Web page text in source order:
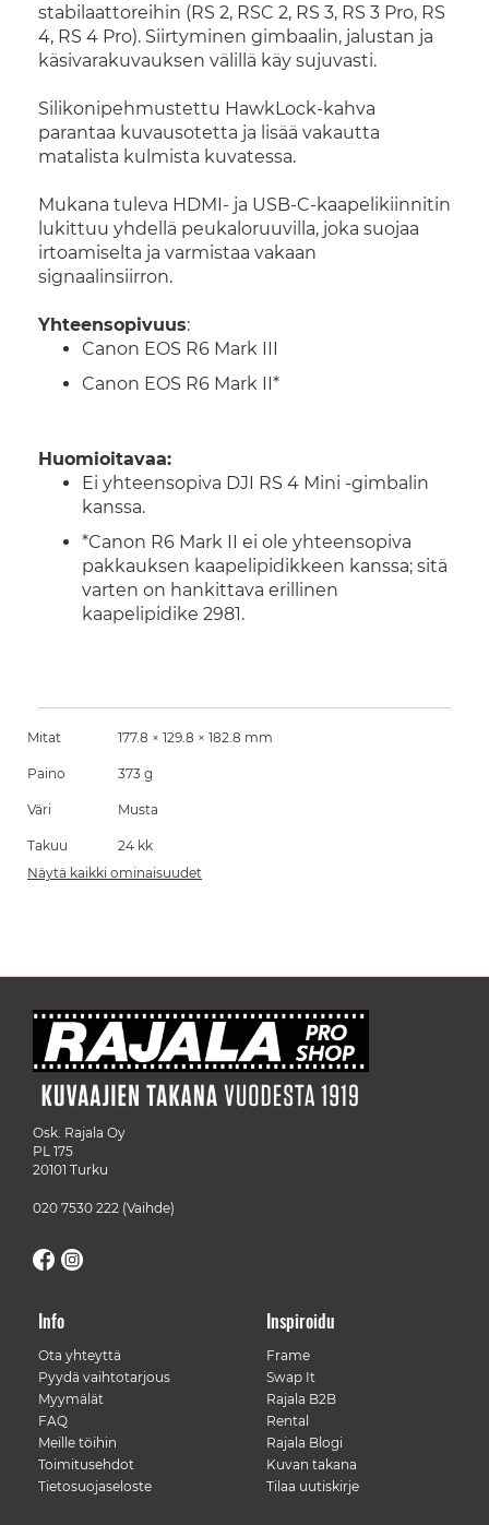
stabilaattoreihin (RS 2, RSC 2, RS 3, RS 3 Pro, RS
4, RS 4 Pro). Siirtyminen gimbaalin, jalustan ja
käsivarakuvauksen välillä käy sujuvasti.
Silikonipehmustettu HawkLock-kahva
parantaa kuvausotetta ja lisää vakautta
matalista kulmista kuvatessa.
Mukana tuleva HDMI- ja USB-C-kaapelikiinnitin
lukittuu yhdellä peukaloruuvilla, joka suojaa
irtoamiselta ja varmistaa vakaan
signaalinsiirron.
Yhteensopivuus:
Canon EOS R6 Mark III
Canon EOS R6 Mark II*
Huomioitavaa:
Ei yhteensopiva DJI RS 4 Mini -gimbalin
kanssa.
*Canon R6 Mark II ei ole yhteensopiva
pakkauksen kaapelipidikkeen kanssa; sitä
varten on hankittava erillinen
kaapelipidike 2981.
Mitat 177.8 × 129.8 × 182.8 mm
Paino 373 g
Väri Musta
Takuu
24 kk
Näytä kaikki ominaisuudet
Osk. Rajala Oy
PL 175
20101 Turku
020 7530 222 (Vaihde)
Info
Ota yhteyttä
Pyydä vaihtotarjous
Myymälät
FAQ
Meille töihin
Toimitusehdot
Tietosuojaseloste
Inspiroidu
Frame
Swap It
Rajala B2B
Rental
Rajala Blogi
Kuvan takana
Tilaa uutiskirje